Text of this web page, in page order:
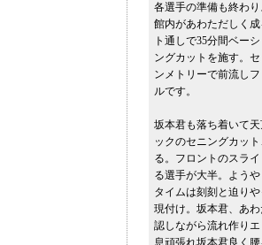
各選手の準備も終わ
館内があわただしく
ト通しで35分間ベー
ングカットを施す。
ンメトリーで前流し
ルです。
坂本君も落ち着いて
ックのセニングカッ
る。フロントのスラ
る選手が大半。よう
タイムは刻刻と迫り
現付け。坂本君、あ
認しながら流れ作り
息頑張れ坂本君良く